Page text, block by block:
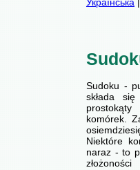
Sudoku -
składa
komórek.
Niektóre
naraz - to